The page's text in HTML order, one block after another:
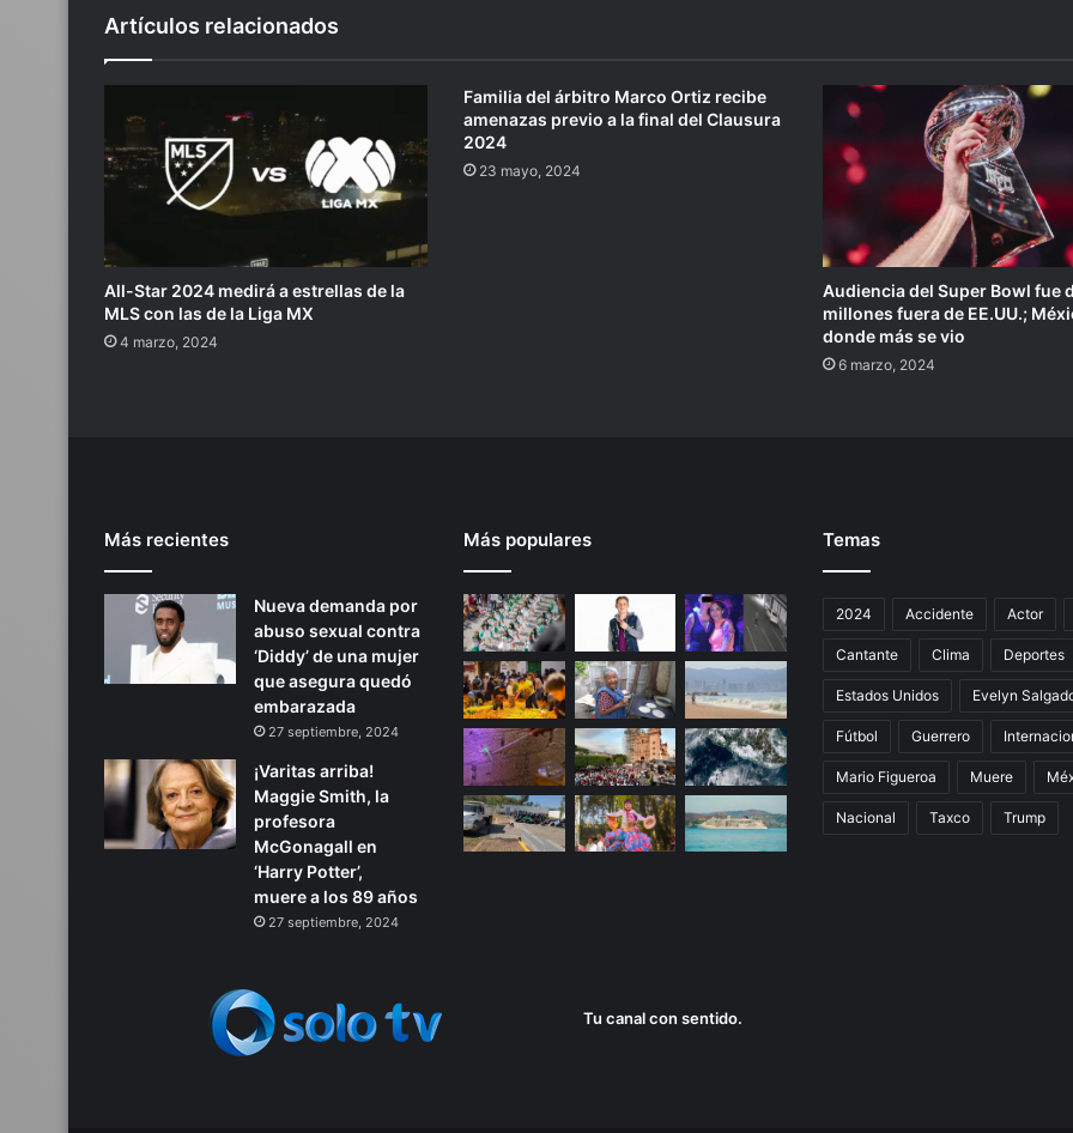
Artículos relacionados
All-Star 2024 medirá a estrellas de la
MLS con las de la Liga MX
4 marzo, 2024
Familia del árbitro Marco Ortiz recibe
amenazas previo a la final del Clausura
2024
23 mayo, 2024
Audiencia del Super Bowl fue
millones fuera de EE.UU.;
donde más se vio
6 marzo, 2024
Más recientes
Nueva demanda por
abuso sexual contra
‘Diddy’ de una mujer
que asegura quedó
embarazada
27 septiembre, 2024
¡Varitas arriba!
Maggie Smith, la
profesora
McGonagall en
‘Harry Potter’,
muere a los 89 años
27 septiembre, 2024
Más populares Temas
2024 Accidente Actor
Cantante Clima Deportes
Estados Unidos Evelyn
Fútbol Guerrero
Mario Figueroa Muere
Nacional Taxco Trump
Tu canal con sentido.